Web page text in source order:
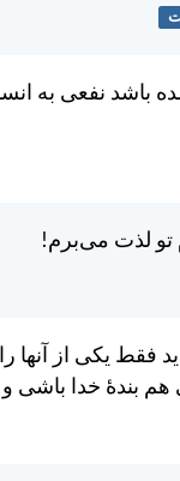
باشد نفعی به
تو لذت می‌برم!
فقط يكی از
هم بندهٔ خدا باشی